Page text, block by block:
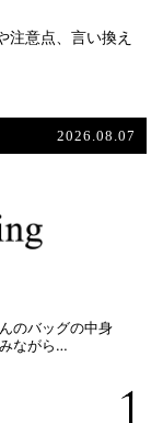
注意点、言い換え
2026.08.07
のバッグの中身
ながら…